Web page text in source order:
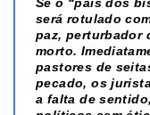
será rotulado
paz, perturbador
morto.
pastores de
pecado, os
a falta de